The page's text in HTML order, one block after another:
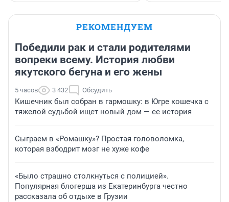
РЕКОМЕНДУЕМ
Победили рак и стали родителями
вопреки всему. История любви
якутского бегуна и его жены
5 часов 3 432 Обсудить
Кишечник был собран в гармошку: в Югре кошечка с
тяжелой судьбой ищет новый дом — ее история
Сыграем в «Ромашку»? Простая головоломка,
которая взбодрит мозг не хуже кофе
«Было страшно столкнуться с полицией».
Популярная блогерша из Екатеринбурга честно
рассказала об отдыхе в Грузии